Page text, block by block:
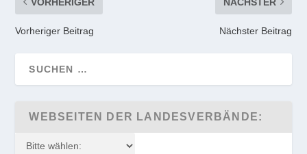
Vorheriger Beitrag Nächster Beitrag
WEBSEITEN DER LANDESVERBÄNDE: